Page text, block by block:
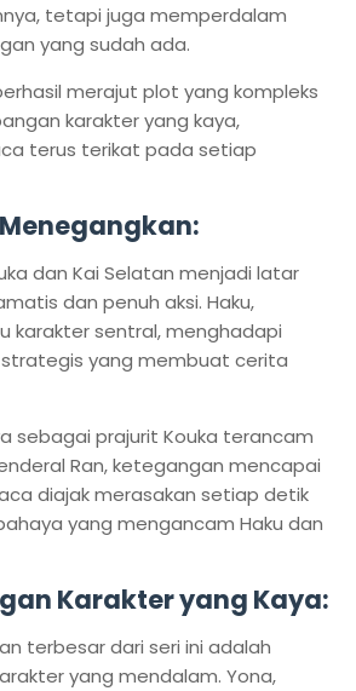
tetapi juga memperdalam
yang sudah ada.
merajut plot yang kompleks
karakter yang kaya,
terus terikat pada setiap
dan Kai Selatan menjadi latar
dan penuh aksi. Haku,
karakter sentral, menghadapi
yang membuat cerita
sebagai prajurit Kouka terancam
Ran, ketegangan mencapai
diajak merasakan setiap detik
yang mengancam Haku dan
Karakter yang Kaya:
terbesar dari seri ini adalah
yang mendalam. Yona,